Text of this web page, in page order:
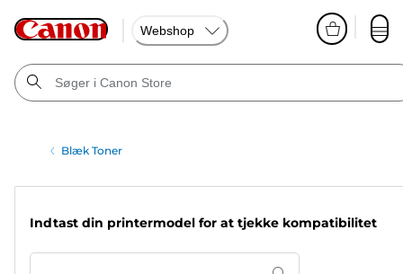
Webshop
Blæk Toner
Indtast din printermodel for at tjekke kompatibilitet